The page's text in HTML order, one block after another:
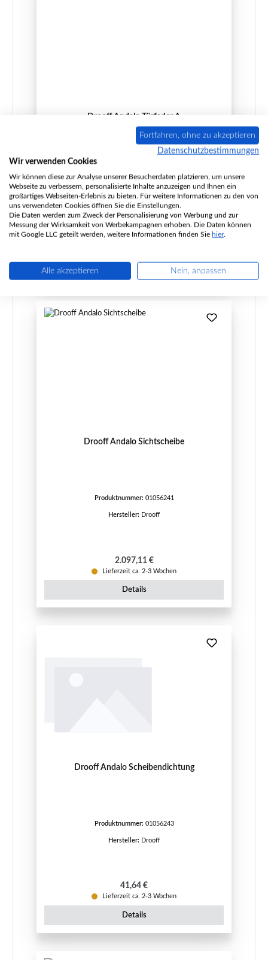
Drooff Andalo Türfeder A
Produktnummer: 01002290
Hersteller:Drooff
Regulärer Preis:
24,39 €
Details
Drooff Andalo Sichtscheibe
Produktnummer: 01056241
Hersteller: Drooff
Regulärer Preis:
2.097,11 €
Lieferzeit ca. 2-3 Wochen
Details
Drooff Andalo Scheibendichtung
Produktnummer: 01056243
Hersteller: Drooff
Regulärer Preis:
41,64 €
Lieferzeit ca. 2-3 Wochen
Details
Fortfahren, ohne zu akzeptieren
Datenschutzbestimmungen
Wir verwenden Cookies
Wir können diese zur Analyse unserer Besucherdaten platzieren, um unsere
Webseite zu verbessern, personalisierte Inhalte anzuzeigen und Ihnen ein
großartiges Webseiten-Erlebnis zu bieten. Für weitere Informationen zu den von
uns verwendeten Cookies öffnen Sie die Einstellungen.
Die Daten werden zum Zweck der Personalisierung von Werbung und zur
Messung der Wirksamkeit von Werbekampagnen erhoben. Die Daten können
mit Google LLC geteilt werden, weitere Informationen finden Sie hier.
Alle akzeptieren Nein, anpassen